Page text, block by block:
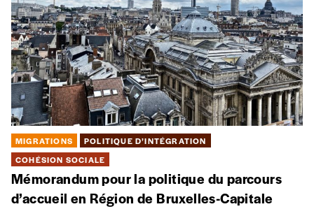
MIGRATIONS
POLITIQUE D’INTÉGRATION
COHÉSION SOCIALE
Mémorandum pour la politique du parcours
d’accueil en Région de Bruxelles-Capitale